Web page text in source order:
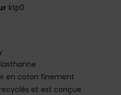
ktp0
en coton finement
et est conçue